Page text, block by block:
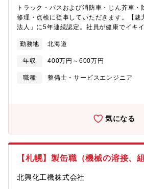
トラック・バスおよび消防車・じん芥車・
修理・点検に従事していただきます。【魅
法人」に5年連続認定。社員が健康でイキ
支える物流の主役である商用車（トラック
がいあるお仕事。・生産から消費にいたる
人の移動が行われ、それには自動車、鉄道
た輸送機関が関わっています。なかでもト
また、バスの年間のべ利用者は約41億人で
ックや毎日の生活を支えるバスを直接お客
が、「日野自動車販売会社グループ」です
動車の販売会社が経済活動・社会生活を支
い重要な役割を果たしています。道央・道
て当社がその一翼を担っています。【募集
店：札幌市東区東苗穂2条3丁目2-15旭川
４丁目１－２１札幌北支店：石狩市新港西
牧支店：苫小牧市新明町１丁目３－１１千
勤務地 北海道
年収 400万円～600万円
職種
整備士・サービスエンジニア
気になる
【札幌】製缶職（機械の溶接、組
北興化工機株式会社